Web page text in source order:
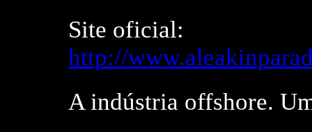
Site oficial:
http://
A indústria offshore.